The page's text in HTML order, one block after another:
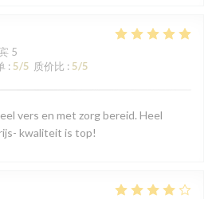
5
: 5/5 质价比 : 5/5
vers en met zorg bereid. Heel
kwaliteit is top!